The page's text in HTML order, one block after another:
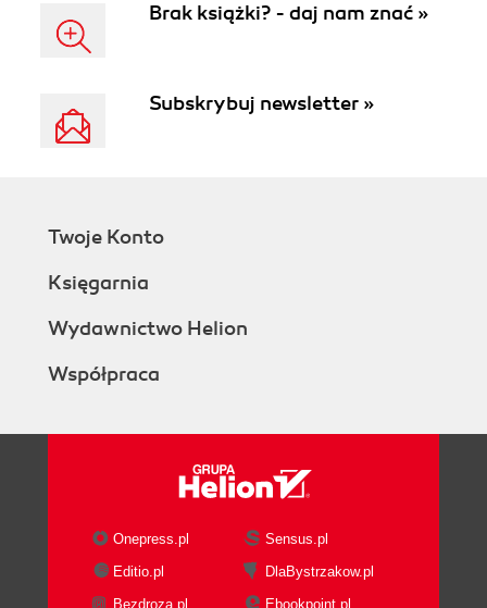
Brak książki? - daj nam znać »
Subskrybuj newsletter »
Twoje Konto
Księgarnia
Wydawnictwo Helion
Współpraca
Onepress.pl
Sensus.pl
Editio.pl
DlaBystrzakow.pl
Bezdroza.pl
Ebookpoint.pl